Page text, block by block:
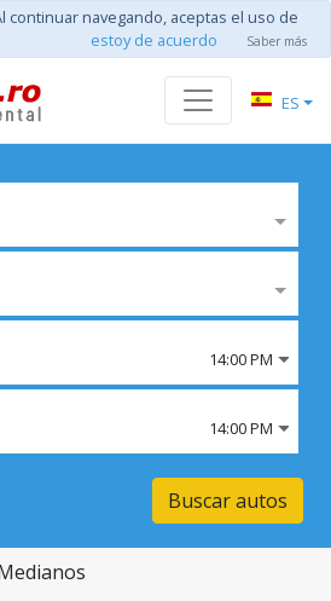
continuar navegando, aceptas el uso de
estoy de acuerdo Saber más
ES
14:00 PM
14:00 PM
Buscar autos